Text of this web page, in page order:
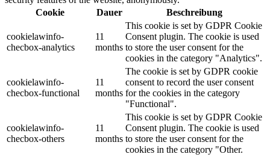
Cookie
Dauer Beschreibung
cookielawinfo-
checbox-analytics
11
months
This cookie is set by GDPR Cookie
Consent plugin. The cookie is used
to store the user consent for the
cookies in the category "Analytics".
cookielawinfo-
checbox-functional
11
months
The cookie is set by GDPR cookie
consent to record the user consent
for the cookies in the category
"Functional".
cookielawinfo-
checbox-others
11
months
This cookie is set by GDPR Cookie
Consent plugin. The cookie is used
to store the user consent for the
cookies in the category "Other.